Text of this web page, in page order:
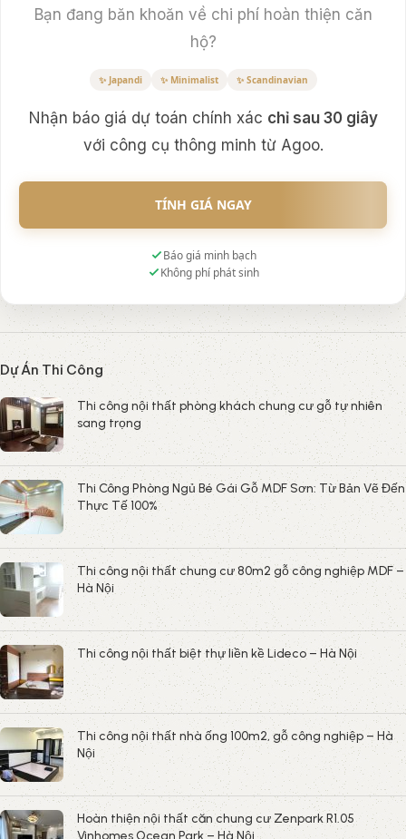
Bạn đang băn khoăn về chi phí hoàn thiện căn
hộ?
✨ Japandi ✨ Minimalist ✨ Scandinavian
Nhận báo giá dự toán chính xác chỉ sau 30 giây
với công cụ thông minh từ Agoo.
TÍNH GIÁ NGAY
Báo giá minh bạch
Không phí phát sinh
Dự Án Thi Công
Thi công nội thất phòng khách chung cư gỗ tự nhiên
sang trọng
Thi Công Phòng Ngủ Bé Gái Gỗ MDF Sơn: Từ Bản Vẽ Đến
Thực Tế 100%
Thi công nội thất chung cư 80m2 gỗ công nghiệp MDF –
Hà Nội
Thi công nội thất biệt thự liền kề Lideco – Hà Nội
Thi công nội thất nhà ống 100m2, gỗ công nghiệp – Hà
Nội
Hoàn thiện nội thất căn chung cư Zenpark R1.05
Vinhomes Ocean Park – Hà Nội